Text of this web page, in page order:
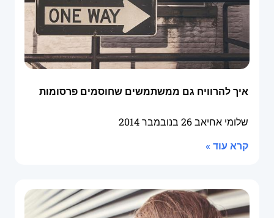
איך להרוויח גם ממשתמשים שחוסמים פרסומות
שלומי אחיאב26 בנובמבר 2014
קרא עוד »